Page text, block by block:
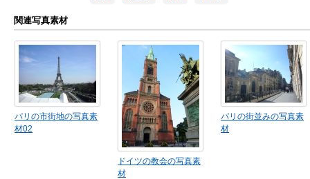
関連写真素材
パリの市街地の写真素
材02
ドイツの教会の写真素
材
パリの街並みの写真素
材